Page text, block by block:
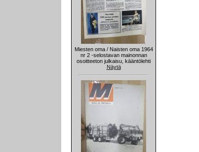
Miesten oma / Naisten oma 1964
nr 2 -selostavan mainonnan
osoitteeton julkaisu, kääntölehti
Näytä